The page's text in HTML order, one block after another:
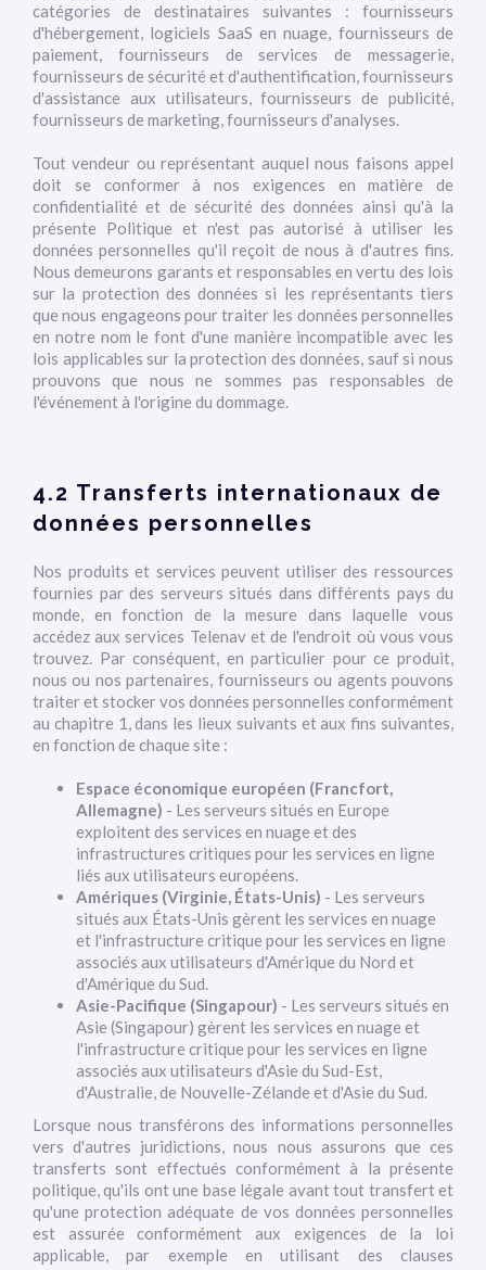
catégories de destinataires suivantes : fournisseurs
d'hébergement, logiciels SaaS en nuage, fournisseurs de
paiement, fournisseurs de services de messagerie,
fournisseurs de sécurité et d'authentification, fournisseurs
d'assistance aux utilisateurs, fournisseurs de publicité,
fournisseurs de marketing, fournisseurs d'analyses.
Tout vendeur ou représentant auquel nous faisons appel
doit se conformer à nos exigences en matière de
confidentialité et de sécurité des données ainsi qu'à la
présente Politique et n'est pas autorisé à utiliser les
données personnelles qu'il reçoit de nous à d'autres fins.
Nous demeurons garants et responsables en vertu des lois
sur la protection des données si les représentants tiers
que nous engageons pour traiter les données personnelles
en notre nom le font d'une manière incompatible avec les
lois applicables sur la protection des données, sauf si nous
prouvons que nous ne sommes pas responsables de
l'événement à l'origine du dommage.
4.2 Transferts internationaux de
données personnelles
Nos produits et services peuvent utiliser des ressources
fournies par des serveurs situés dans différents pays du
monde, en fonction de la mesure dans laquelle vous
accédez aux services Telenav et de l'endroit où vous vous
trouvez. Par conséquent, en particulier pour ce produit,
nous ou nos partenaires, fournisseurs ou agents pouvons
traiter et stocker vos données personnelles conformément
au chapitre 1, dans les lieux suivants et aux fins suivantes,
en fonction de chaque site :
Espace économique européen (Francfort,
Allemagne) - Les serveurs situés en Europe
exploitent des services en nuage et des
infrastructures critiques pour les services en ligne
liés aux utilisateurs européens.
Amériques (Virginie, États-Unis) - Les serveurs
situés aux États-Unis gèrent les services en nuage
et l'infrastructure critique pour les services en ligne
associés aux utilisateurs d'Amérique du Nord et
d'Amérique du Sud.
Asie-Pacifique (Singapour) - Les serveurs situés en
Asie (Singapour) gèrent les services en nuage et
l'infrastructure critique pour les services en ligne
associés aux utilisateurs d'Asie du Sud-Est,
d'Australie, de Nouvelle-Zélande et d'Asie du Sud.
Lorsque nous transférons des informations personnelles
vers d'autres juridictions, nous nous assurons que ces
transferts sont effectués conformément à la présente
politique, qu'ils ont une base légale avant tout transfert et
qu'une protection adéquate de vos données personnelles
est assurée conformément aux exigences de la loi
applicable, par exemple en utilisant des clauses